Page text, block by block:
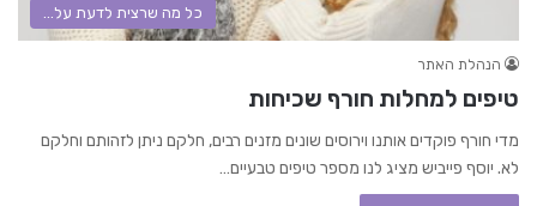
כל מה שרצית לדעת על...
הנהלת האתר
טיפים למחלות חורף שכיחות
מדי חורף פוקדים אותנו וירוסים שונים מזנים רבים, חלקם ניתן לזהותם וחלקם
לא. יוסף פייביש מציג לנו מספר טיפים טבעיים…